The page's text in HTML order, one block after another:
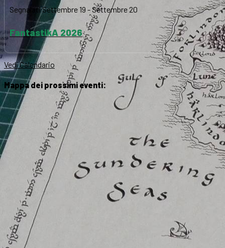
SegnalatiSettembre 19 - Settembre 20
FantastikA 2026
Vedi Calendario
Mappa dei prossimi eventi: